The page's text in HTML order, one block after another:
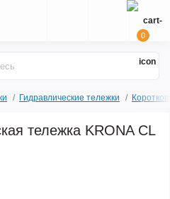
0
Гидравлические тележки
тележка KRONA CL